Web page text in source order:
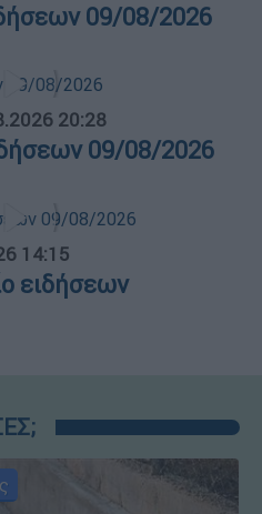
09/08/2026
20:28
09/08/2026
14:15
ειδήσεων